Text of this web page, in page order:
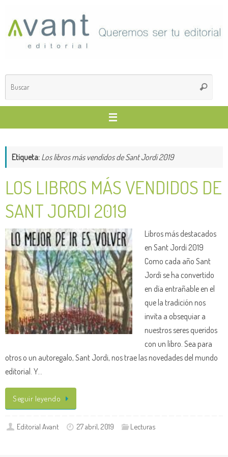
contenido
Buscar
Etiqueta:Los libros más vendidos de Sant Jordi 2019
LOS LIBROS MÁS VENDIDOS DE
SANT JORDI 2019
Libros más destacados
en Sant Jordi 2019
Como cada año Sant
Jordi se ha convertido
en día entrañable en el
que la tradición nos
invita a obsequiar a
nuestros seres queridos
con un libro. Sea para
otros o un autoregalo, Sant Jordi, nos trae las novedades del mundo
editorial. Y…
Seguir leyendo
Editorial Avant 27 abril, 2019 Lecturas